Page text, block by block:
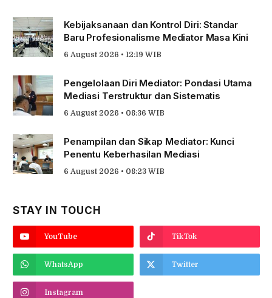
Kebijaksanaan dan Kontrol Diri: Standar
Baru Profesionalisme Mediator Masa Kini
6 August 2026 • 12:19 WIB
Pengelolaan Diri Mediator: Pondasi Utama
Mediasi Terstruktur dan Sistematis
6 August 2026 • 08:36 WIB
Penampilan dan Sikap Mediator: Kunci
Penentu Keberhasilan Mediasi
6 August 2026 • 08:23 WIB
STAY IN TOUCH
YouTube TikTok
WhatsApp Twitter
Instagram